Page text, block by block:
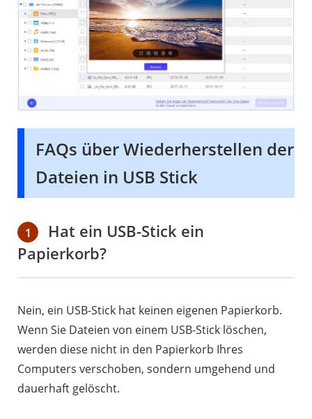
FAQs über Wiederherstellen der
Dateien in USB Stick
1
Hat ein USB-Stick ein
Papierkorb?
Nein, ein USB-Stick hat keinen eigenen Papierkorb.
Wenn Sie Dateien von einem USB-Stick löschen,
werden diese nicht in den Papierkorb Ihres
Computers verschoben, sondern umgehend und
dauerhaft gelöscht.